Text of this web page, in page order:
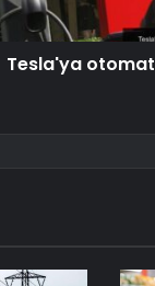
Tesla'ya